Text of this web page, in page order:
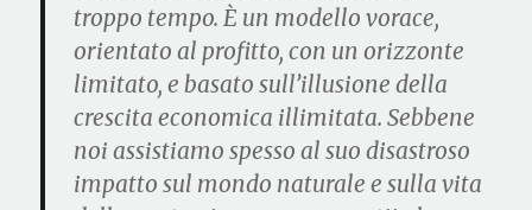
troppo tempo. È un modello vorace,
orientato al profitto, con un orizzonte
limitato, e basato sull’illusione della
crescita economica illimitata. Sebbene
noi assistiamo spesso al suo disastroso
impatto sul mondo naturale e sulla vita